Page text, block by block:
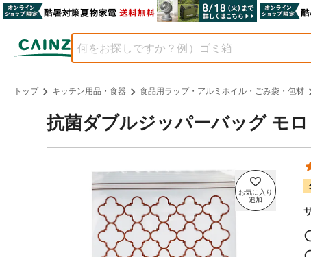
トップ キッチン用品・食器 食品用ラップ・アルミホイル・ごみ袋・包材
抗菌ダブルジッパーバッグ モ